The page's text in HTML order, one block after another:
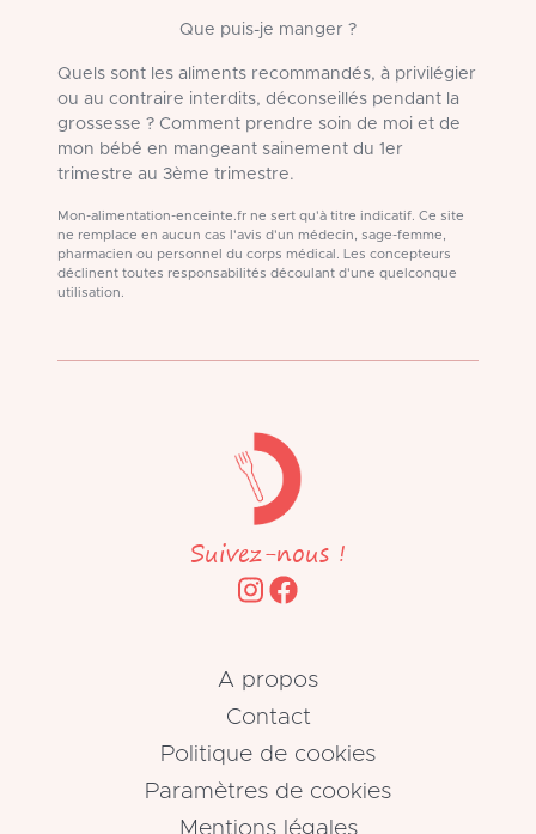
Que puis-je manger ?
Quels sont les aliments recommandés, à privilégier
ou au contraire interdits, déconseillés pendant la
grossesse ? Comment prendre soin de moi et de
mon bébé en mangeant sainement du 1er
trimestre au 3ème trimestre.
Mon-alimentation-enceinte.fr ne sert qu'à titre indicatif. Ce site
ne remplace en aucun cas l'avis d'un médecin, sage-femme,
pharmacien ou personnel du corps médical. Les concepteurs
déclinent toutes responsabilités découlant d'une quelconque
utilisation.
Suivez-nous !
A propos
Contact
Politique de cookies
Paramètres de cookies
Mentions légales